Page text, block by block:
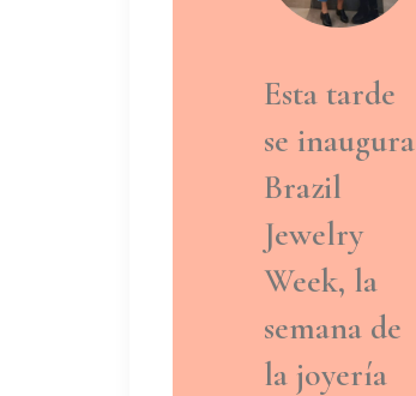
Esta tarde
se inaugura
Brazil
Jewelry
Week, la
semana de
la joyería